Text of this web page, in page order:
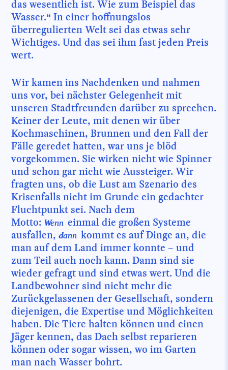
das wesentlich ist. Wie zum Beispiel das
Wasser.“ In einer hoffnungslos
überregulierten Welt sei das etwas sehr
Wichtiges. Und das sei ihm fast jeden Preis
wert.
Wir kamen ins Nachdenken und nahmen
uns vor, bei nächster Gelegenheit mit
unseren Stadtfreunden darüber zu sprechen.
Keiner der Leute, mit denen wir über
Kochmaschinen, Brunnen und den Fall der
Fälle geredet hatten, war uns je blöd
vorgekommen. Sie wirken nicht wie Spinner
und schon gar nicht wie Aussteiger. Wir
fragten uns, ob die Lust am Szenario des
Krisenfalls nicht im Grunde ein gedachter
Fluchtpunkt sei. Nach dem
Motto: Wenn einmal die großen Systeme
ausfallen, dann kommt es auf Dinge an, die
man auf dem Land immer konnte – und
zum Teil auch noch kann. Dann sind sie
wieder gefragt und sind etwas wert. Und die
Landbewohner sind nicht mehr die
Zurückgelassenen der Gesellschaft, sondern
diejenigen, die Expertise und Möglichkeiten
haben. Die Tiere halten können und einen
Jäger kennen, das Dach selbst reparieren
können oder sogar wissen, wo im Garten
man nach Wasser bohrt.